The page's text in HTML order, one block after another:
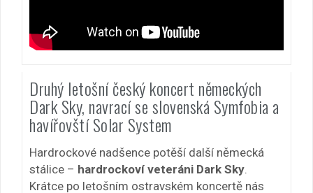
Druhý letošní český koncert německých
Dark Sky, navrací se slovenská Symfobia a
havířovští Solar System
Hardrockové nadšence potěší další německá
stálice – hardrockoví veteráni Dark Sky
Krátce po letošním ostravském koncertě nás